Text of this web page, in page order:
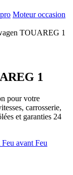
Moteur occasion
TOUAREG 1
1
pour votre
carrosserie,
et garanties 24
Feu avant Feu